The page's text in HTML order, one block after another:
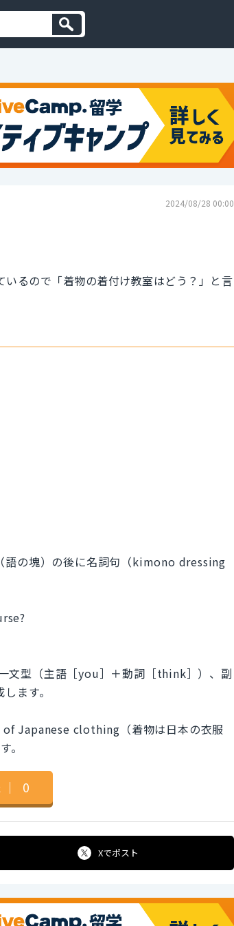
2024/08/28 00:00
るので「着物の着付け教室はどう？」と言
の塊）の後に名詞句（kimono dressing
文型（主語［you］＋動詞［think］）、副
ます。
Japanese clothing（着物は日本の衣服
。
｜ 0
Xでポスト